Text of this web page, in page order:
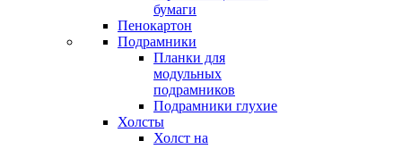
бумаги
Пенокартон
Подрамники
Планки для
модульных
подрамников
Подрамники глухие
Холсты
Холст на